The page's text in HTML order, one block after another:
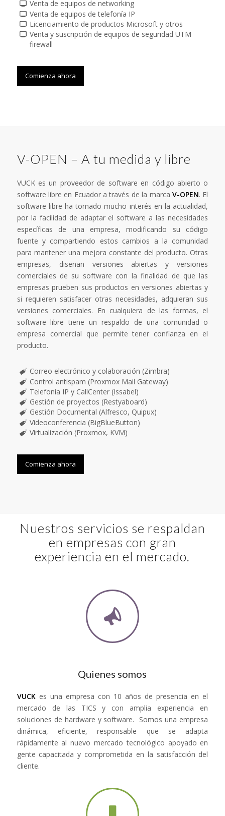
Venta de equipos de networking
Venta de equipos de telefonía IP
Licenciamiento de productos Microsoft y otros
Venta y suscripción de equipos de seguridad UTM
firewall
Comienza ahora
V-OPEN – A tu medida y libre
VUCK es un proveedor de software en código abierto o
software libre en Ecuador a través de la marcaV-OPEN. El
software libre ha tomado mucho interés en la actualidad,
por la facilidad de adaptar el software a las necesidades
específicas de una empresa, modificando su código
fuente y compartiendo estos cambios a la comunidad
para mantener una mejora constante del producto. Otras
empresas, diseñan versiones abiertas y versiones
comerciales de su software con la finalidad de que las
empresas prueben sus productos en versiones abiertas y
si requieren satisfacer otras necesidades, adquieran sus
versiones comerciales. En cualquiera de las formas, el
software libre tiene un respaldo de una comunidad o
empresa comercial que permite tener confianza en el
producto.
Correo electrónico y colaboración (Zimbra)
Control antispam (Proxmox Mail Gateway)
Telefonía IP y CallCenter (Issabel)
Gestión de proyectos (Restyaboard)
Gestión Documental (Alfresco, Quipux)
Videoconferencia (BigBlueButton)
Virtualización (Proxmox, KVM)
Comienza ahora
Nuestros servicios se respaldan
en empresas con gran
experiencia en el mercado.
Quienes somos
VUCKes una empresa con 10 años de presencia en el
mercado de las TICS y con amplia experiencia en
soluciones de hardware y software. Somos una empresa
dinámica, eficiente, responsable que se adapta
rápidamente al nuevo mercado tecnológico apoyado en
gente capacitada y comprometida en la satisfacción del
cliente.